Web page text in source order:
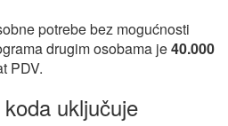
potrebe bez mogućnosti
drugim osobama je40.000
PDV.
uključuje